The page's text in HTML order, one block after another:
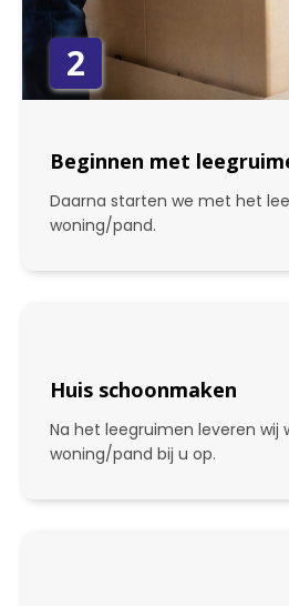
2
Beginnen met
Daarna starten we met het
woning/pand.
Huis schoonmaken
Na het leegruimen leveren wij
woning/pand bij u op.